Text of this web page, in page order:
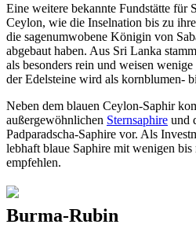
Eine weitere bekannte Fundstätte für
Ceylon, wie die Inselnation bis zu
die sagenumwobene Königin von
abgebaut haben. Aus Sri Lanka
als besonders rein und weisen wenige
der Edelsteine wird als kornblumen-
Neben dem blauen Ceylon-Saphir
außergewöhnlichen Sternsaphire und
Padparadscha-Saphire vor. Als
lebhaft blaue Saphire mit wenigen bis
empfehlen.
Burma-Rubin